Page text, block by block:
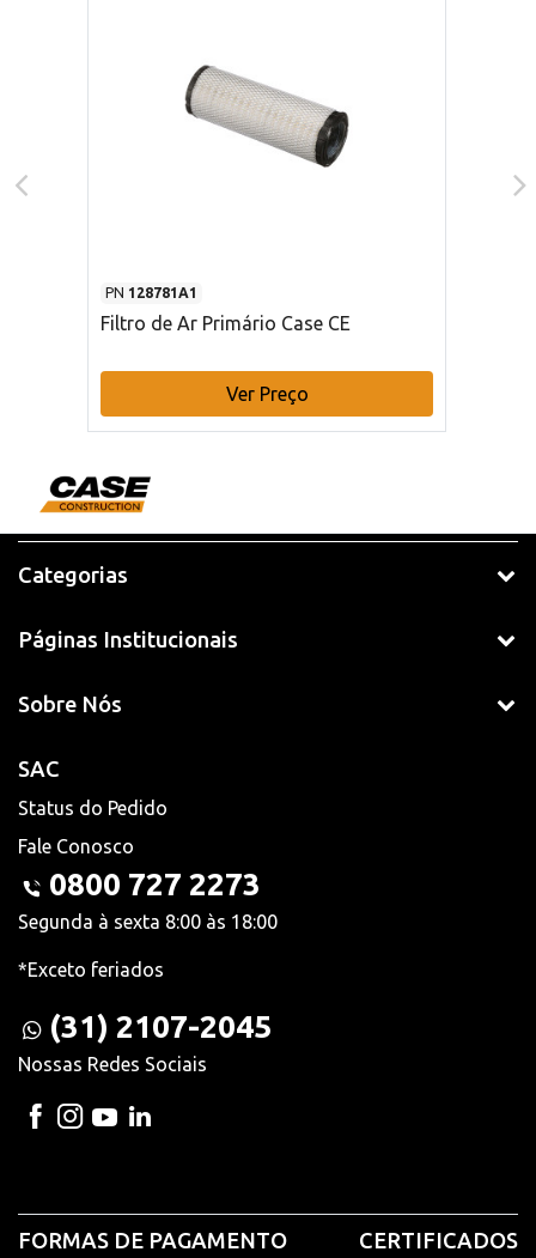
PN 128781A1
Filtro de Ar Primário Case CE
Ver Preço
Categorias
Páginas Institucionais
Sobre Nós
SAC
Status do Pedido
Fale Conosco
0800 727 2273
Segunda à sexta 8:00 às 18:00
*Exceto feriados
(31) 2107-2045
Nossas Redes Sociais
FORMAS DE PAGAMENTO CERTIFICADOS